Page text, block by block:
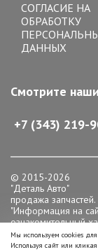
СОГЛАСИЕ НА
ОБРАБОТКУ
ДАННЫХ
Смотрите
+7 (343) 219-
© 2015-2026
"Деталь Авто"
продажа запчастей.
"Информация на
ознакомительный
является
определяемой
Мы используем cookies
Используя сайт или